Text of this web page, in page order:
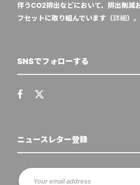
伴うCO2排出などにおいて、排出削減
フセットに取り組んでいます（詳細）。
SNSでフォローする
ニュースレター登録